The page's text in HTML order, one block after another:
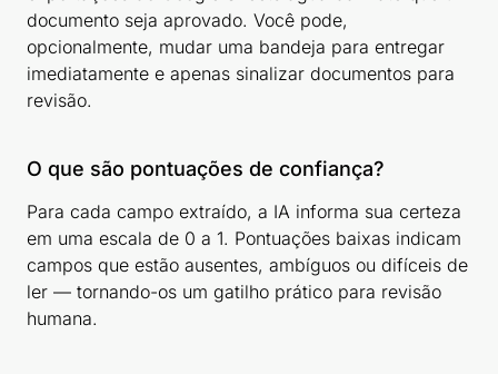
documento seja aprovado. Você pode,
opcionalmente, mudar uma bandeja para entregar
imediatamente e apenas sinalizar documentos para
revisão.
O que são pontuações de confiança?
Para cada campo extraído, a IA informa sua certeza
em uma escala de 0 a 1. Pontuações baixas indicam
campos que estão ausentes, ambíguos ou difíceis de
ler — tornando-os um gatilho prático para revisão
humana.